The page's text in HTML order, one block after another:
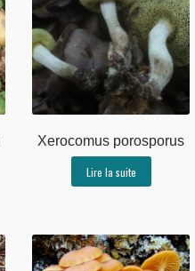
Xerocomus porosporus
Lire la suite